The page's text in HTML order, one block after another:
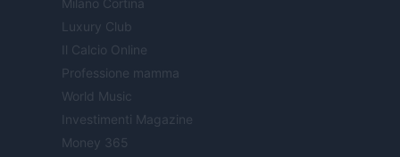
Milano Cortina
Luxury Club
Il Calcio Online
Professione mamma
World Music
Investimenti Magazine
Money 365